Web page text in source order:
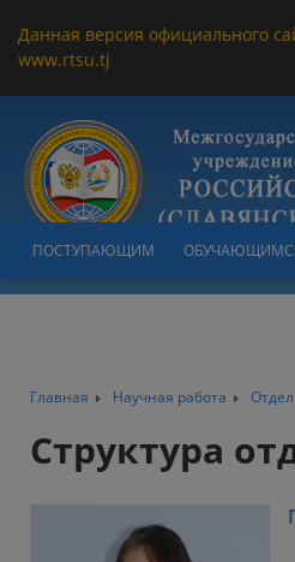
Данная версия официального
www.rtsu.tj
ПОСТУПАЮЩИМ
Главная Научная работа
Структура